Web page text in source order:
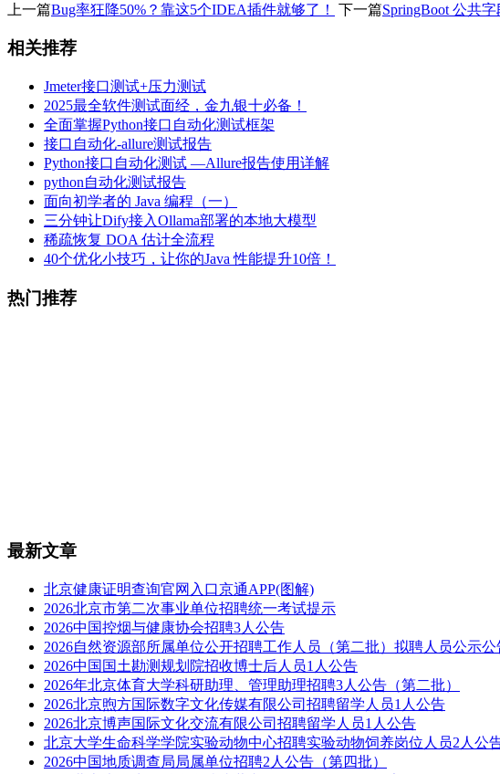
上一篇Bug率狂降50%？靠这5个IDEA插件就够了！ 下一篇SpringBoot 公共
相关推荐
Jmeter接口测试+压力测试
2025最全软件测试面经，金九银十必备！
全面掌握Python接口自动化测试框架
接口自动化-allure测试报告
Python接口自动化测试 —Allure报告使用详解
python自动化测试报告
面向初学者的 Java 编程（一）
三分钟让Dify接入Ollama部署的本地大模型
稀疏恢复 DOA 估计全流程
40个优化小技巧，让你的Java 性能提升10倍！
热门推荐
最新文章
北京健康证明查询官网入口京通APP(图解)
2026北京市第二次事业单位招聘统一考试提示
2026中国控烟与健康协会招聘3人公告
2026自然资源部所属单位公开招聘工作人员（第二批）拟聘人员公示公
2026中国国土勘测规划院招收博士后人员1人公告
2026年北京体育大学科研助理、管理助理招聘3人公告（第二批）
2026北京煦方国际数字文化传媒有限公司招聘留学人员1人公告
2026北京博声国际文化交流有限公司招聘留学人员1人公告
北京大学生命科学学院实验动物中心招聘实验动物饲养岗位人员2人公
2026中国地质调查局局属单位招聘2人公告（第四批）